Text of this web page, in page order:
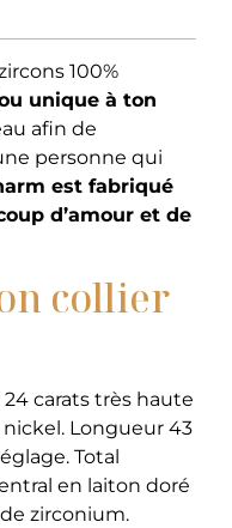
100%
unique à ton
afin de
personne qui
est fabriqué
d’amour et de
collier
carats très haute
Longueur 43
Total
en laiton doré
de zirconium.